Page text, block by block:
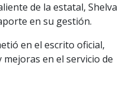
de la estatal, Shelva
en su gestión.
en el escrito oficial,
en el servicio de